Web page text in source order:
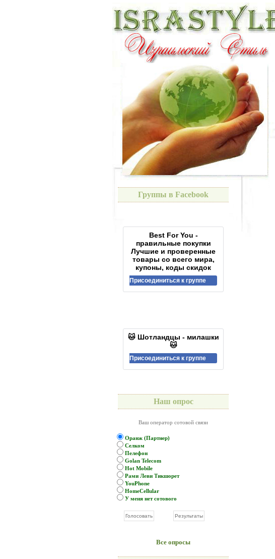
Группы в Facebook
Best For You -
правильные покупки
Лучшие и проверенные
товары со всего мира,
купоны, коды скидок
Присоединиться к группе
🐱 Шотландцы - милашки
🐱
Присоединиться к группе
Наш опрос
Ваш оператор сотовой связи
Оранж (Партнер)
Селком
Пелефон
Golan Telecom
Hot Mobile
Рами Леви Тикшорет
YouPhone
HomeCellular
У меня нет сотового
Все опросы